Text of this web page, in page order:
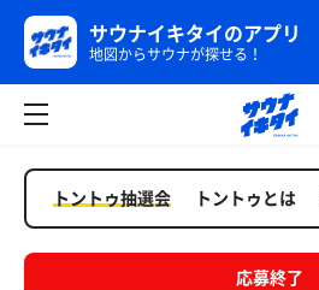
サウナイキタイのアプリ
地図からサウナが探せる！
トントゥ抽選会 トントゥとは
応募終了